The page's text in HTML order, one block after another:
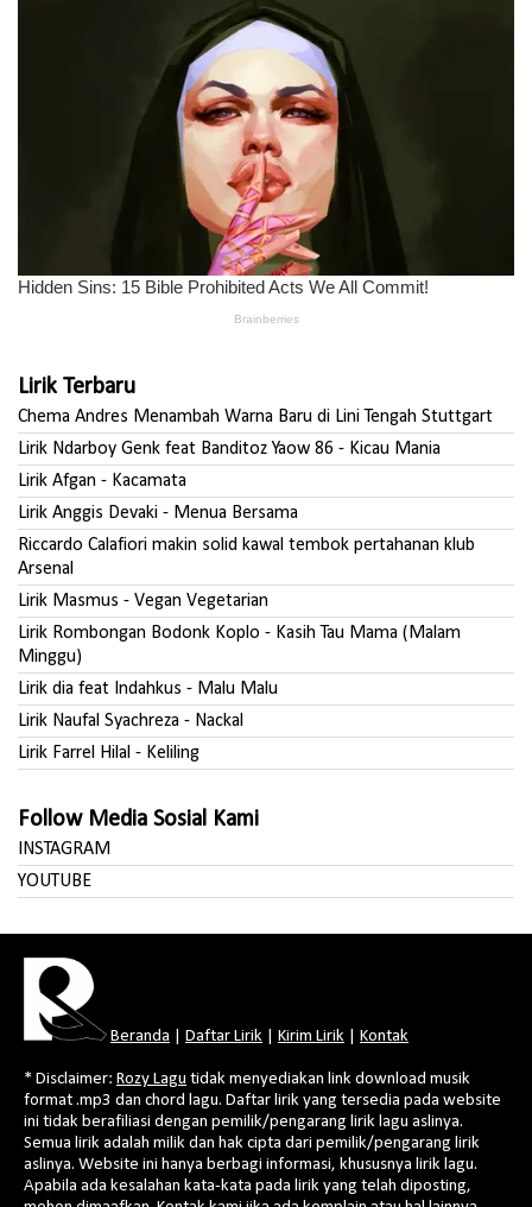
Lirik Terbaru
Chema Andres Menambah Warna Baru di Lini Tengah Stuttgart
Lirik Ndarboy Genk feat Banditoz Yaow 86 - Kicau Mania
Lirik Afgan - Kacamata
Lirik Anggis Devaki - Menua Bersama
Riccardo Calafiori makin solid kawal tembok pertahanan klub
Arsenal
Lirik Masmus - Vegan Vegetarian
Lirik Rombongan Bodonk Koplo - Kasih Tau Mama (Malam
Minggu)
Lirik dia feat Indahkus - Malu Malu
Lirik Naufal Syachreza - Nackal
Lirik Farrel Hilal - Keliling
Follow Media Sosial Kami
INSTAGRAM
YOUTUBE
Beranda Daftar Lirik Kirim Lirik Kontak
* Disclaimer: Rozy Lagu tidak menyediakan link download musik
format .mp3 dan chord lagu. Daftar lirik yang tersedia pada website
ini tidak berafiliasi dengan pemilik/pengarang lirik lagu aslinya.
Semua lirik adalah milik dan hak cipta dari pemilik/pengarang lirik
aslinya. Website ini hanya berbagi informasi, khususnya lirik lagu.
Apabila ada kesalahan kata-kata pada lirik yang telah diposting,